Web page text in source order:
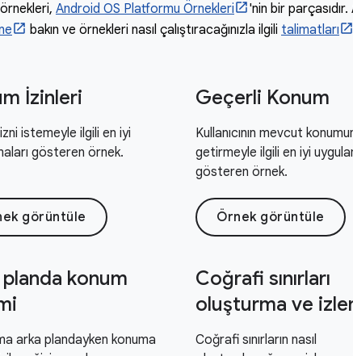
Android OS Platformu Örnekleri 'nin bir
bakın ve örnekleri nasıl çalıştıracağınızla ilgili talimatları
İzinleri
istemeyle ilgili en iyi
gösteren örnek.
görüntüle
Geçerli Konum
Kullanıcının mevcut
getirmeyle ilgili en iyi
gösteren örnek.
Örnek görüntüle
konum
arka plandayken konuma
Coğrafi sınırları
oluşturma ve
Coğrafi sınırların nasıl